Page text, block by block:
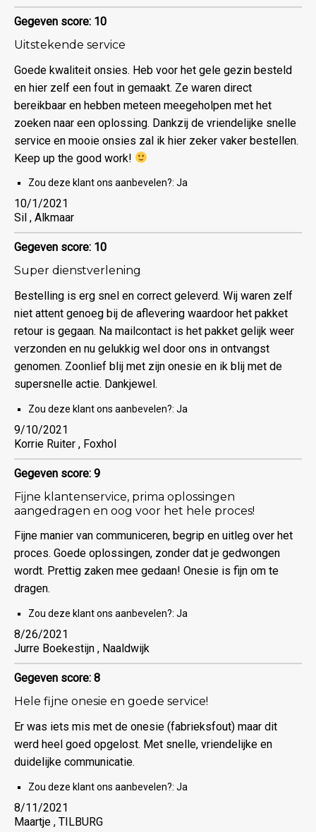
Gegeven score: 10
Uitstekende service
Goede kwaliteit onsies. Heb voor het gele gezin besteld
en hier zelf een fout in gemaakt. Ze waren direct
bereikbaar en hebben meteen meegeholpen met het
zoeken naar een oplossing. Dankzij de vriendelijke snelle
service en mooie onsies zal ik hier zeker vaker bestellen.
Keep up the good work!
Zou deze klant ons aanbevelen?: Ja
10/1/2021
Sil , Alkmaar
Gegeven score: 10
Super dienstverlening
Bestelling is erg snel en correct geleverd. Wij waren zelf
niet attent genoeg bij de aflevering waardoor het pakket
retour is gegaan. Na mailcontact is het pakket gelijk weer
verzonden en nu gelukkig wel door ons in ontvangst
genomen. Zoonlief blij met zijn onesie en ik blij met de
supersnelle actie. Dankjewel.
Zou deze klant ons aanbevelen?: Ja
9/10/2021
Korrie Ruiter , Foxhol
Gegeven score: 9
Fijne klantenservice, prima oplossingen
aangedragen en oog voor het hele proces!
Fijne manier van communiceren, begrip en uitleg over het
proces. Goede oplossingen, zonder dat je gedwongen
wordt. Prettig zaken mee gedaan! Onesie is fijn om te
dragen.
Zou deze klant ons aanbevelen?: Ja
8/26/2021
Jurre Boekestijn , Naaldwijk
Gegeven score: 8
Hele fijne onesie en goede service!
Er was iets mis met de onesie (fabrieksfout) maar dit
werd heel goed opgelost. Met snelle, vriendelijke en
duidelijke communicatie.
Zou deze klant ons aanbevelen?: Ja
8/11/2021
Maartje , TILBURG